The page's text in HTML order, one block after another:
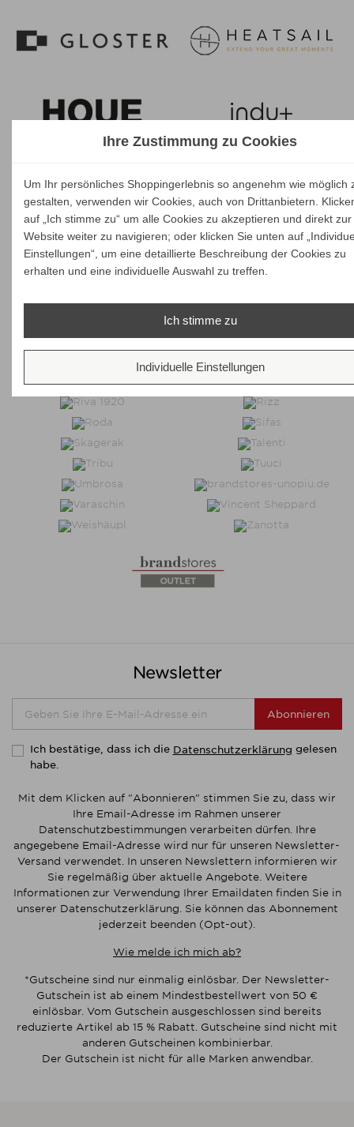
Newsletter
Abonnieren
Ich bestätige, dass ich die Datenschutzerklärung gelesen
habe.
Mit dem Klicken auf "Abonnieren" stimmen Sie zu, dass wir
Ihre Email-Adresse im Rahmen unserer
Datenschutzbestimmungen verarbeiten dürfen. Ihre
angegebene Email-Adresse wird nur für unseren Newsletter-
Versand verwendet. In unseren Newslettern informieren wir
Sie regelmäßig über aktuelle Angebote. Weitere
Informationen zur Verwendung Ihrer Emaildaten finden Sie in
unserer Datenschutzerklärung. Sie können das Abonnement
jederzeit beenden (Opt-out).
Wie melde ich mich ab?
*Gutscheine sind nur einmalig einlösbar. Der Newsletter-
Gutschein ist ab einem Mindestbestellwert von 50 €
einlösbar. Vom Gutschein ausgeschlossen sind bereits
reduzierte Artikel ab 15 % Rabatt. Gutscheine sind nicht mit
anderen Gutscheinen kombinierbar.
Der Gutschein ist nicht für alle Marken anwendbar.
Ihre Zustimmung zu Cookies
Um Ihr persönliches Shoppingerlebnis so angenehm wie möglich
gestalten, verwenden wir Cookies, auch von Drittanbietern.
auf „Ich stimme zu“ um alle Cookies zu akzeptieren und direkt zur
Website weiter zu navigieren; oder klicken Sie unten auf
Einstellungen“, um eine detaillierte Beschreibung der Cookies zu
erhalten und eine individuelle Auswahl zu treffen.
Ich stimme zu
Individuelle Einstellungen